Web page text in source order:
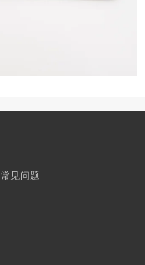
常见问题